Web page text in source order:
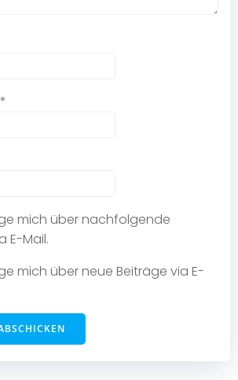
*
mich über nachfolgende
E-Mail.
mich über neue Beiträge via E-